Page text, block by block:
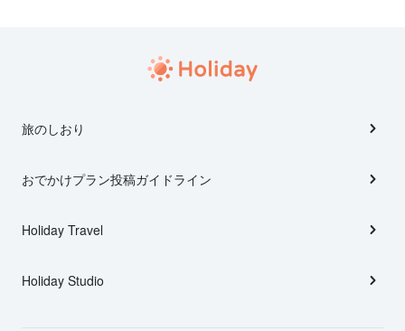
旅のしおり
おでかけプラン投稿ガイドライン
Holiday Travel
Holiday Studio